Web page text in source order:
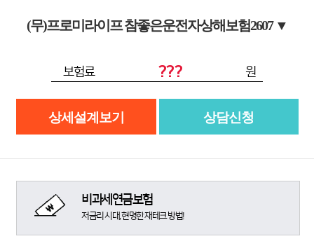
(무)프로미라이프 참좋은운전자상해보험2607 ▼
보험료 ??? 원
상세설계보기 상담신청
비과세연금보험
저금리 시대, 현명한 재테크 방법!